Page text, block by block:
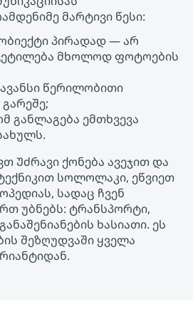
მარტივი წესი:
პირადად — არ
მხოლოდ ფოტოების
წერილობითი
განლაგება ემთხვევა
Უძრავი ქონება ავეჯით და
სოლოლაკი, ეწვიეთ
სადაც ჩვენ
უბნებს: ტრანსპორტი,
ხასიათი. ეს
შეზღუდვაში ყველა